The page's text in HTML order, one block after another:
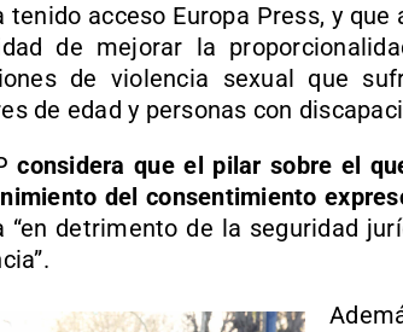
tenido acceso Europa Press, y
de mejorar la
de violencia sexual que
de edad y personas con
considera que el pilar sobre el
del consentimiento
“en detrimento de la seguridad